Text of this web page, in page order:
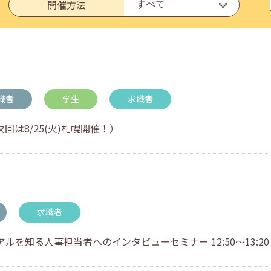
ドバイス対応についてのお知らせ
開催方法
者 学生 求職者
は8/25(火)札幌開催！）
求職者
を知る人事担当者へのインタビューセミナー 12:50～13:20